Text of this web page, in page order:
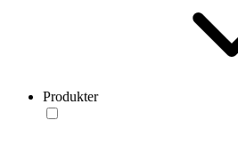
Produkter